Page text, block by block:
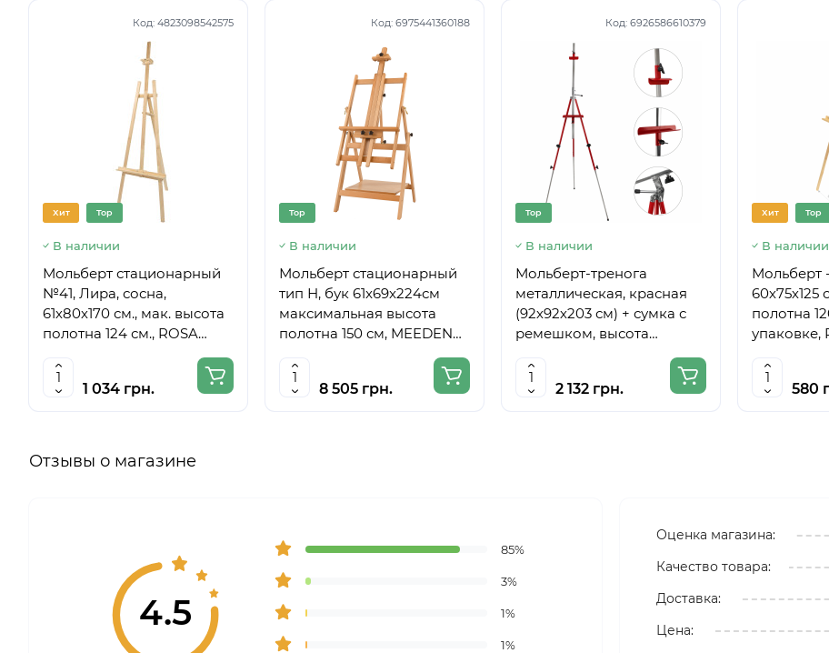
Код: 4823098542575
Хит Top
В наличии
Мольберт стационарный
№41, Лира, сосна,
61х80х170 см., мак. высота
полотна 124 см., ROSA
1 034 грн.
Код: 6975441360188
Top
В наличии
Мольберт стационарный
тип Н, бук 61x69x224см
максимальная высота
полотна 150 см, MEEDEN
8 505 грн.
Код: 6926586610379
Top
В наличии
Мольберт-тренога
металлическая, красная
(92х92х203 см) + сумка с
ремешком, высота
полотна до 78 см,D,K,ART
CRAFT
2 132 грн.
Хит Top
В наличии
Мольберт
60х75х125
полотна
упаковке,
580
Отзывы о магазине
4.5
85%
3%
1%
1%
Оценка магазина:
Качество товара:
Доставка:
Цена: